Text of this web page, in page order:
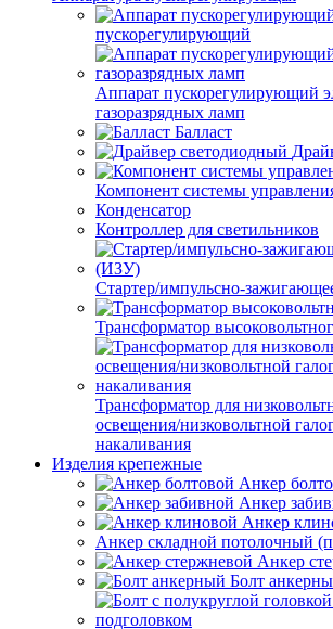
пускорегулирующий
Аппарат пускорегулирующий
газоразрядных ламп
Балласт
Компонент системы
Конденсатор
Контроллер для светильников
Стартер/импульсно-
Трансформатор
Трансформатор для
освещения/низковольтной
накаливания
Изделия крепежные
Анкер
Анкер
Анкер
Анкер складной потолочный
Анкер
Болт